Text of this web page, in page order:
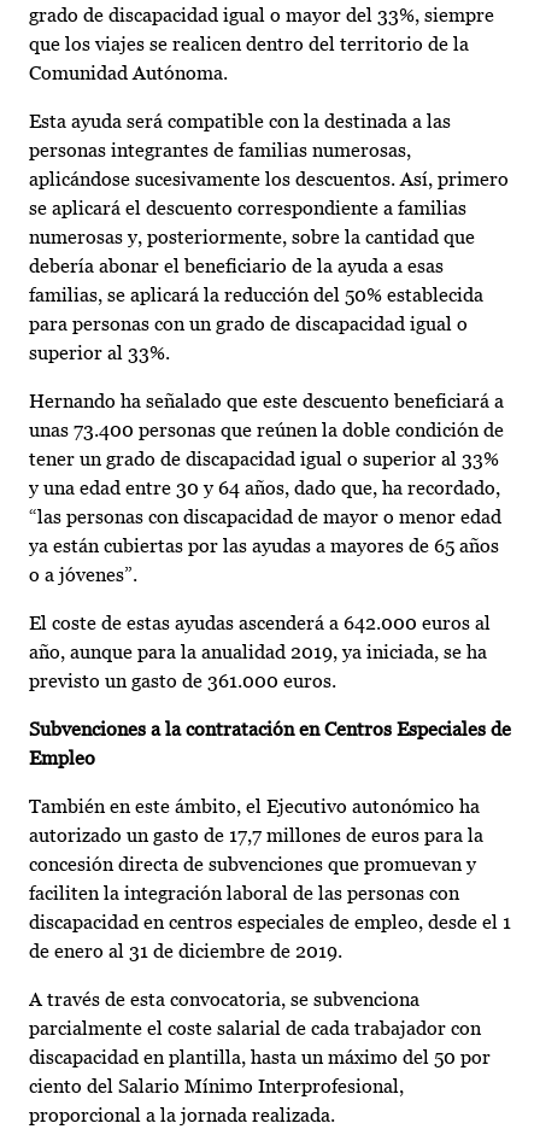
grado de discapacidad igual o mayor del 33%, siempre
que los viajes se realicen dentro del territorio de la
Comunidad Autónoma.
Esta ayuda será compatible con la destinada a las
personas integrantes de familias numerosas,
aplicándose sucesivamente los descuentos. Así, primero
se aplicará el descuento correspondiente a familias
numerosas y, posteriormente, sobre la cantidad que
debería abonar el beneficiario de la ayuda a esas
familias, se aplicará la reducción del 50% establecida
para personas con un grado de discapacidad igual o
superior al 33%.
Hernando ha señalado que este descuento beneficiará a
unas 73.400 personas que reúnen la doble condición de
tener un grado de discapacidad igual o superior al 33%
y una edad entre 30 y 64 años, dado que, ha recordado,
“las personas con discapacidad de mayor o menor edad
ya están cubiertas por las ayudas a mayores de 65 años
o a jóvenes”.
El coste de estas ayudas ascenderá a 642.000 euros al
año, aunque para la anualidad 2019, ya iniciada, se ha
previsto un gasto de 361.000 euros.
Subvenciones a la contratación en Centros Especiales de
Empleo
También en este ámbito, el Ejecutivo autonómico ha
autorizado un gasto de 17,7 millones de euros para la
concesión directa de subvenciones que promuevan y
faciliten la integración laboral de las personas con
discapacidad en centros especiales de empleo, desde el 1
de enero al 31 de diciembre de 2019.
A través de esta convocatoria, se subvenciona
parcialmente el coste salarial de cada trabajador con
discapacidad en plantilla, hasta un máximo del 50 por
ciento del Salario Mínimo Interprofesional,
proporcional a la jornada realizada.